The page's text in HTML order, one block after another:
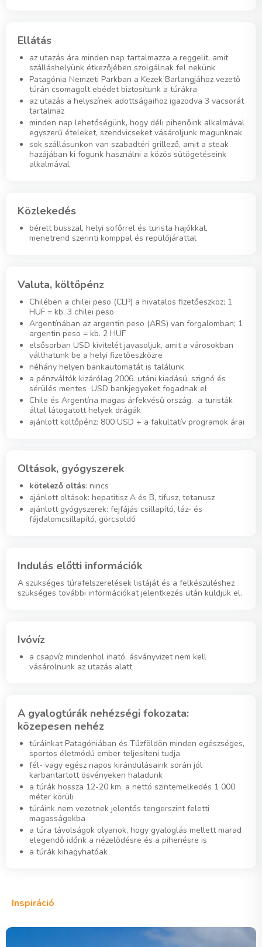
Ellátás
az utazás ára minden nap tartalmazza a reggelit, amit
szálláshelyünk étkezőjében szolgálnak fel nekünk
Patagónia Nemzeti Parkban a Kezek Barlangjához vezető
túrán csomagolt ebédet biztosítunk a túrákra
az utazás a helyszínek adottságaihoz igazodva 3 vacsorát
tartalmaz
minden nap lehetőségünk, hogy déli pihenőink alkalmával
egyszerű ételeket, szendvicseket vásároljunk magunknak
sok szállásunkon van szabadtéri grillező, amit a steak
hazájában ki fogunk használni a közös sütögetéseink
alkalmával
Közlekedés
bérelt busszal, helyi sofőrrel és turista hajókkal,
menetrend szerinti komppal és repülőjárattal
Valuta, költőpénz
Chilében a chilei peso (CLP) a hivatalos fizetőeszköz; 1
HUF = kb. 3 chilei peso
Argentínában az argentin peso (ARS) van forgalomban; 1
argentin peso = kb. 2 HUF
elsősorban USD kivitelét javasoljuk, amit a városokban
válthatunk be a helyi fizetőeszközre
néhány helyen bankautomatát is találunk
a pénzváltók kizárólag 2006. utáni kiadású, szignó és
sérülés mentes USD bankjegyeket fogadnak el
Chile és Argentína magas árfekvésű ország, a turisták
által látogatott helyek drágák
ajánlott költőpénz: 800 USD + a fakultatív programok árai
Oltások, gyógyszerek
kötelező oltás: nincs
ajánlott oltások: hepatitisz A és B, tífusz, tetanusz
ajánlott gyógyszerek: fejfájás csillapító, láz- és
fájdalomcsillapító, görcsoldó
Indulás előtti információk
A szükséges túrafelszerelések listáját és a felkészüléshez
szükséges további információkat jelentkezés után küldjük el.
Ivóvíz
a csapvíz mindenhol iható, ásványvizet nem kell
vásárolnunk az utazás alatt
A gyalogtúrák nehézségi fokozata:
közepesen nehéz
túráinkat Patagóniában és Tűzföldön minden egészséges,
sportos életmódú ember teljesíteni tudja
fél- vagy egész napos kirándulásaink során jól
karbantartott ösvényeken haladunk
a túrák hossza 12-20 km, a nettó szintemelkedés 1 000
méter körüli
túráink nem vezetnek jelentős tengerszint feletti
magasságokba
a túra távolságok olyanok, hogy gyaloglás mellett marad
elegendő időnk a nézelődésre és a pihenésre is
a túrák kihagyhatóak
Inspiráció